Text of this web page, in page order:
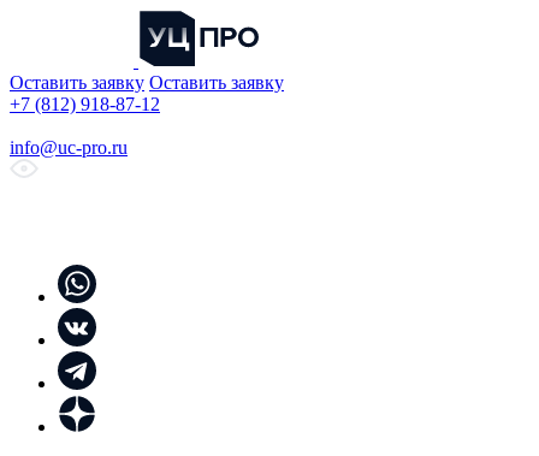
Оставить заявку Оставить заявку
+7 (812) 918-87-12
info@uc-pro.ru